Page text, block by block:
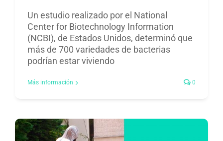
Un estudio realizado por el National
Center for Biotechnology Information
(NCBI), de Estados Unidos, determinó que
más de 700 variedades de bacterias
podrían estar viviendo
Más información 0